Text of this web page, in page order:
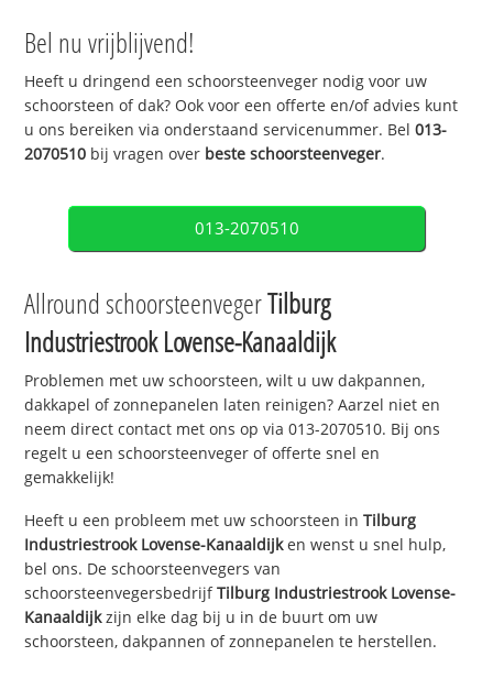
Bel nu vrijblijvend!
Heeft u dringend een schoorsteenveger nodig voor uw
schoorsteen of dak? Ook voor een offerte en/of advies kunt
u ons bereiken via onderstaand servicenummer. Bel013-
2070510 bij vragen over beste schoorsteenveger.
013-2070510
Allround schoorsteenvegerTilburg
Industriestrook Lovense-Kanaaldijk
Problemen met uw schoorsteen, wilt u uw dakpannen,
dakkapel of zonnepanelen laten reinigen? Aarzel niet en
neem direct contact met ons op via 013-2070510. Bij ons
regelt u een schoorsteenveger of offerte snel en
gemakkelijk!
Heeft u een probleem met uw schoorsteen inTilburg
Industriestrook Lovense-Kanaaldijken wenst u snel hulp,
bel ons. De schoorsteenvegers van
schoorsteenvegersbedrijfTilburg Industriestrook Lovense-
Kanaaldijkzijn elke dag bij u in de buurt om uw
schoorsteen, dakpannen of zonnepanelen te herstellen.